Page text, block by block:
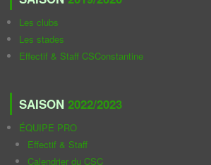
Les clubs
Les stades
Effectif & Staff CSConstantine
SAISON 2022/2023
ÉQUIPE PRO
Effectif & Staff
Calendrier du CSC